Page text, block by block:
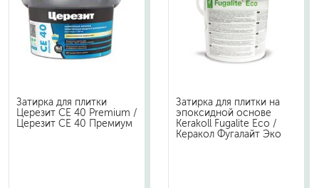
Затирка для плитки
Церезит СЕ 40 Premium /
Церезит СЕ 40 Премиум
Затирка для плитки на
эпоксидной основе
Kerakoll Fugalite Eco /
Керакол Фугалайт Эко